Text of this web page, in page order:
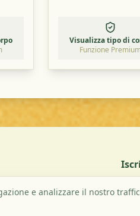
provale a casa!
Visualizza tipo di
Funzione
e analizzare il nostro